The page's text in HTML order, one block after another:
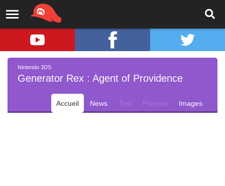
Nintendo 3DS
Generator Rex : Agent of Providence
Accueil News Test Preview Images